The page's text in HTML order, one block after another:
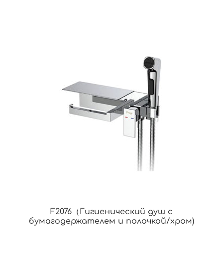
F2076（Гигиенический душ с
бумагодержателем и полочкой/хром)